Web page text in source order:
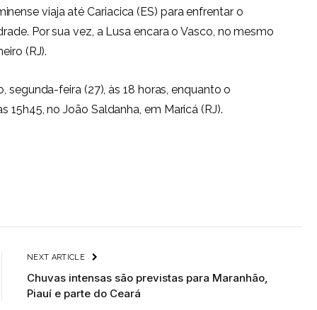
viaja até Cariacica (ES) para enfrentar o
Por sua vez, a Lusa encara o Vasco, no mesmo
(RJ).
segunda-feira (27), às 18 horas, enquanto o
15h45, no João Saldanha, em Maricá (RJ).
NEXT ARTICLE
Chuvas intensas são previstas para Maranhão,
Piauí e parte do Ceará